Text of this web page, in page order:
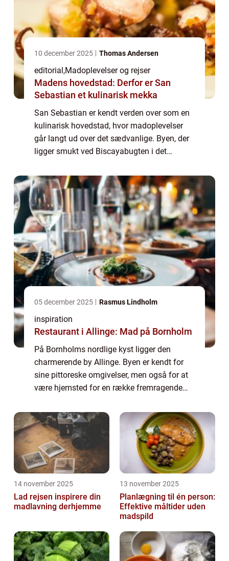
10 december 2025 Thomas Andersen
editorial,Madoplevelser og rejser
Madens hovedstad: Derfor er San
Sebastian et kulinarisk mekka
San Sebastian er kendt verden over som en
kulinarisk hovedstad, hvor madoplevelser
går langt ud over det sædvanlige. Byen, der
ligger smukt ved Biscayabugten i det
fisk, lokale råvarer og inn...
05 december 2025 Rasmus Lindholm
inspiration
Restaurant i Allinge: Mad på Bornholm
På Bornholms nordlige kyst ligger den
charmerende by Allinge. Byen er kendt for
sine pittoreske omgivelser, men også for at
være hjemsted for en række fremragende
oplevelser, de...
14 november 2025
Lad rejsen inspirere din
madlavning derhjemme
13 november 2025
Planlægning til én person:
Effektive måltider uden
madspild